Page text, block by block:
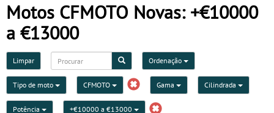
Motos CFMOTO Novas: +€10000
a €13000
Limpar Ordenação
Tipo de moto CFMOTO Gama Cilindrada
Potência +€10000 a €13000